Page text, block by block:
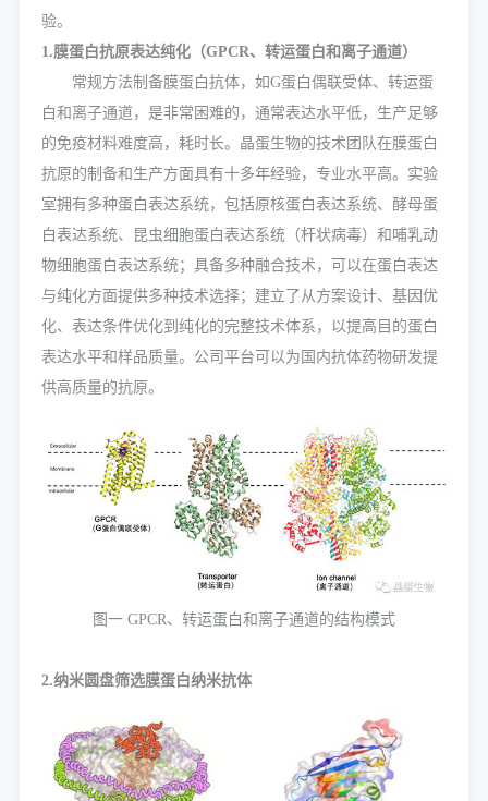
验。
1.膜蛋白抗原表达纯化（GPCR、转运蛋白和离子通道）
常规方法制备膜蛋白抗体，如G蛋白偶联受体、转运蛋
白和离子通道，是非常困难的，通常表达水平低，生产足够
的免疫材料难度高，耗时长。晶蛋生物的技术团队在膜蛋白
抗原的制备和生产方面具有十多年经验，专业水平高。实验
室拥有多种蛋白表达系统，包括原核蛋白表达系统、酵母蛋
白表达系统、昆虫细胞蛋白表达系统（杆状病毒）和哺乳动
物细胞蛋白表达系统；具备多种融合技术，可以在蛋白表达
与纯化方面提供多种技术选择；建立了从方案设计、基因优
化、表达条件优化到纯化的完整技术体系，以提高目的蛋白
表达水平和样品质量。公司平台可以为国内抗体药物研发提
供高质量的抗原。
图一 GPCR、转运蛋白和离子通道的结构模式
2.纳米圆盘筛选膜蛋白纳米抗体